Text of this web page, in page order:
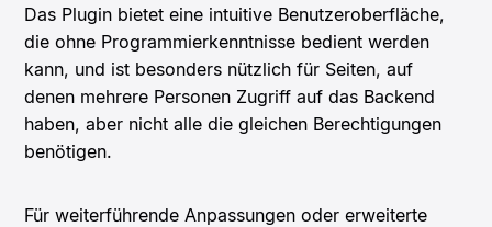
Das Plugin bietet eine intuitive Benutzeroberfläche,
die ohne Programmierkenntnisse bedient werden
kann, und ist besonders nützlich für Seiten, auf
denen mehrere Personen Zugriff auf das Backend
haben, aber nicht alle die gleichen Berechtigungen
benötigen.
Für weiterführende Anpassungen oder erweiterte